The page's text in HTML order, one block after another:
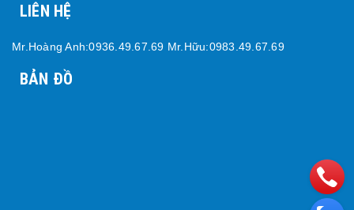
LIÊN HỆ
Mr.Hoàng Anh:0936.49.67.69 Mr.Hữu:0983.49.67.69
BẢN ĐỒ